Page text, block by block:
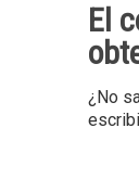
El
¿No